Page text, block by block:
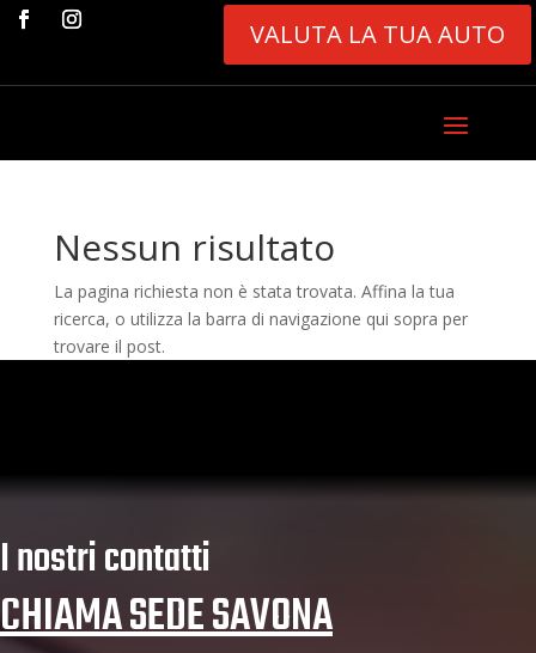
VALUTA LA TUA AUTO
Nessun risultato
La pagina richiesta non è stata trovata. Affina la tua
ricerca, o utilizza la barra di navigazione qui sopra per
trovare il post.
I nostri contatti
CHIAMA SEDE SAVONA